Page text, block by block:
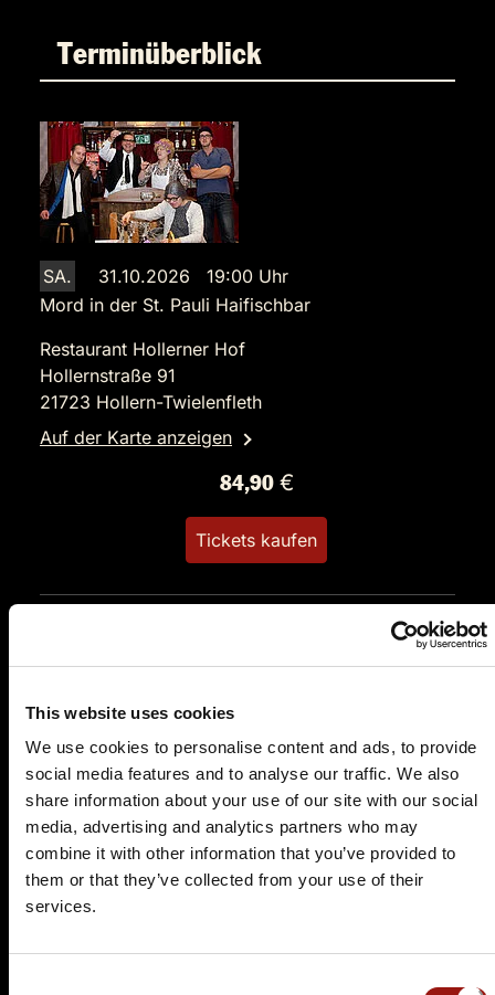
This website uses cookies
We use cookies to personalise content and ads, to provide
social media features and to analyse our traffic. We also
share information about your use of our site with our social
media, advertising and analytics partners who may
combine it with other information that you’ve provided to
them or that they’ve collected from your use of their
services.
Terminüberblick
SA.
31.10.2026 19:00 Uhr
Mord in der St. Pauli Haifischbar
Restaurant Hollerner Hof
Hollernstraße 91
21723 Hollern-Twielenfleth
Auf der Karte anzeigen
84,90 €
Tickets kaufen
SA.
20.02.2027 19:00 Uhr
Und raus bist du
Restaurant Hollerner Hof
Hollernstraße 91
21723 Hollern-Twielenfleth